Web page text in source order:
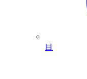
目